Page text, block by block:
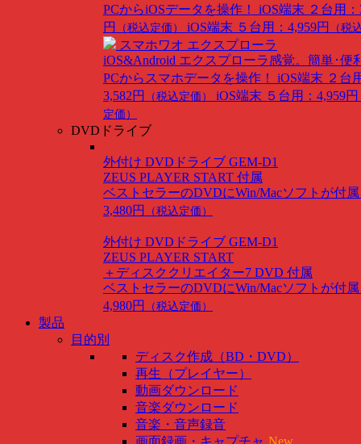
PCからiOSデータを操作！ iOS端末 ２台用：
円
（税込定価） iOS端末 ５台用：4,959円 （税
スマホワオ エクスプローラ
iOS&Android エクスプローラ感覚。簡単･便
PCからスマホデータを操作！ iOS端末 ２台
3,582円
（税込定価） iOS端末 ５台用：4,959円
定価）
DVDドライブ
外付け DVDドライブ GEM-D1
ZEUS PLAYER START 付属
ベストセラーのDVDにWin/Macソフトが付
3,480円
（税込定価）
外付け DVDドライブ GEM-D1
ZEUS PLAYER START
＋ディスククリエイター7 DVD 付属
ベストセラーのDVDにWin/Macソフトが付
4,980円
（税込定価）
製品
目的別
ディスク作成（BD・DVD）
再生（プレイヤー）
動画ダウンロード
音楽ダウンロード
音楽・音声録音
画面録画・キャプチャ New